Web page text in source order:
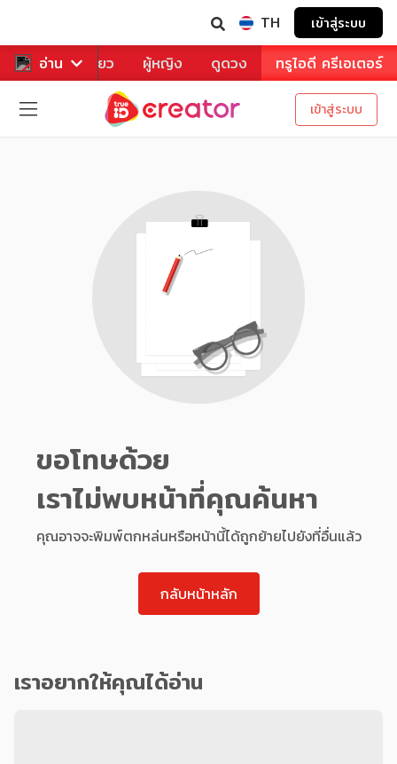
TH เข้าสู่ระบบ
อ่าน
หาร ท่องเที่ยว ผู้หญิง ดูดวง ทรูไอดี ครีเอเตอร์
เข้าสู่ระบบ
ขอโทษด้วย
เราไม่พบหน้าที่คุณค้นหา
คุณอาจจะพิมพ์ตกหล่นหรือหน้านี้ได้ถูกย้ายไปยังที่อื่นแล้ว
กลับหน้าหลัก
เราอยากให้คุณได้อ่าน